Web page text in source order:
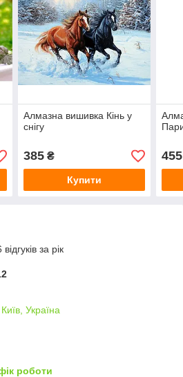
Алмазна вишивка Кінь у
снігу
385₴
Купити
455
за рік
Україна
роботи